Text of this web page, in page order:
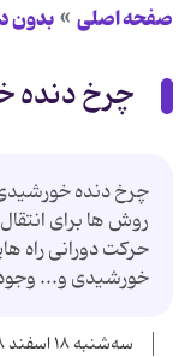
صفحه اصلی بدون
چرخ دنده
چرخ دنده خورشیدی
روش ها برای
حرکت دورانی راه
خورشیدی و... وجود
سه‌شنبه ۱۸ اسفند ۱۳۸۸ - ۰۰:۰۰